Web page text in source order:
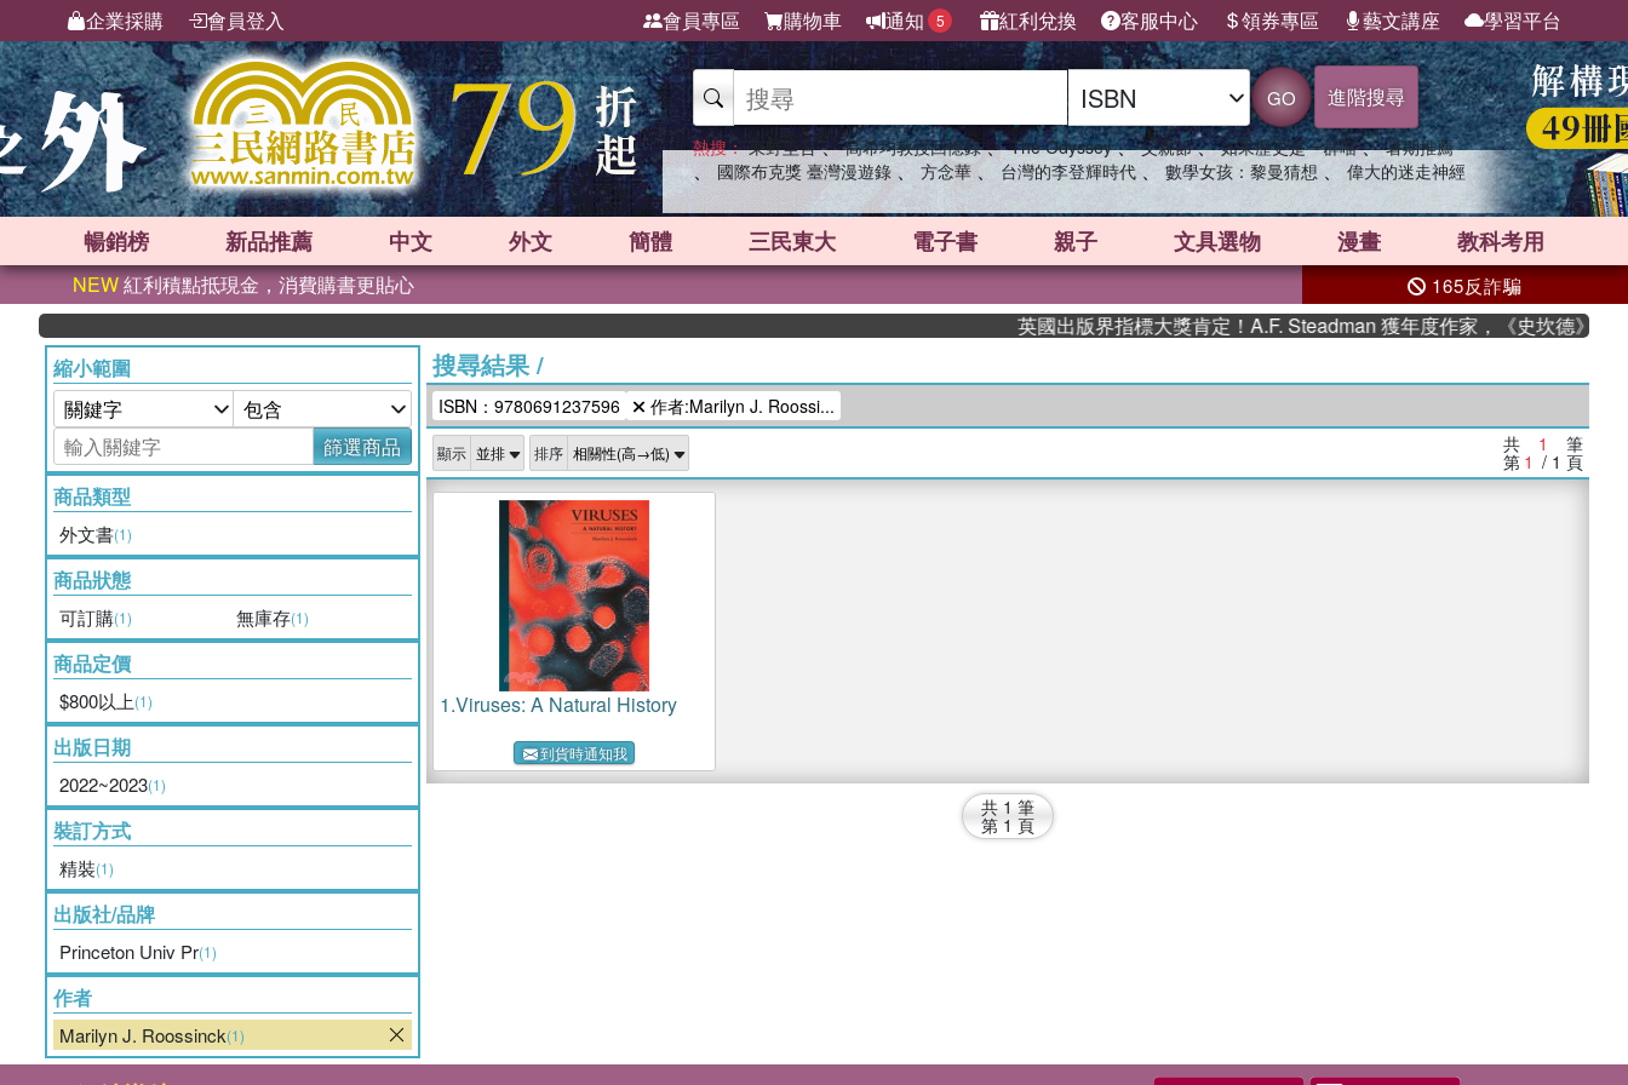
企業採購 會員登入 會員專區 購物車 通知 5 紅利兌換 客服中心 領券專區 藝文講座 學習平台
GO 進階搜尋
熱搜： 東野圭吾 、 高希均教授回憶錄 、 The Odyssey 、 父親節 、 如果歷史是一群喵 、 暑期推薦
、 國際布克獎 臺灣漫遊錄 、 方念華 、 台灣的李登輝時代 、 數學女孩：黎曼猜想 、 偉大的迷走神經
暢銷榜 新品推薦 中文 外文 簡體 三民東大 電子書 親子 文具選物 漫畫 教科考用
NEW紅利積點抵現金，消費購書更貼心 165反詐騙
英國出版界指標大獎肯定！A.F. Steadman 獲年度作家，《史坎德》系列
縮小範圍
篩選商品
商品類型
外文書(1)
商品狀態
可訂購(1) 無庫存(1)
商品定價
$800以上(1)
出版日期
2022~2023(1)
裝訂方式
精裝(1)
出版社/品牌
Princeton Univ Pr(1)
作者
Marilyn J. Roossinck(1)
搜尋結果/
ISBN：9780691237596 作者:Marilyn J. Roossi...
顯示 排序 共 1 筆
第 1 / 1 頁
1.Viruses: A Natural History
到貨時通知我
共 1 筆
第 1 頁